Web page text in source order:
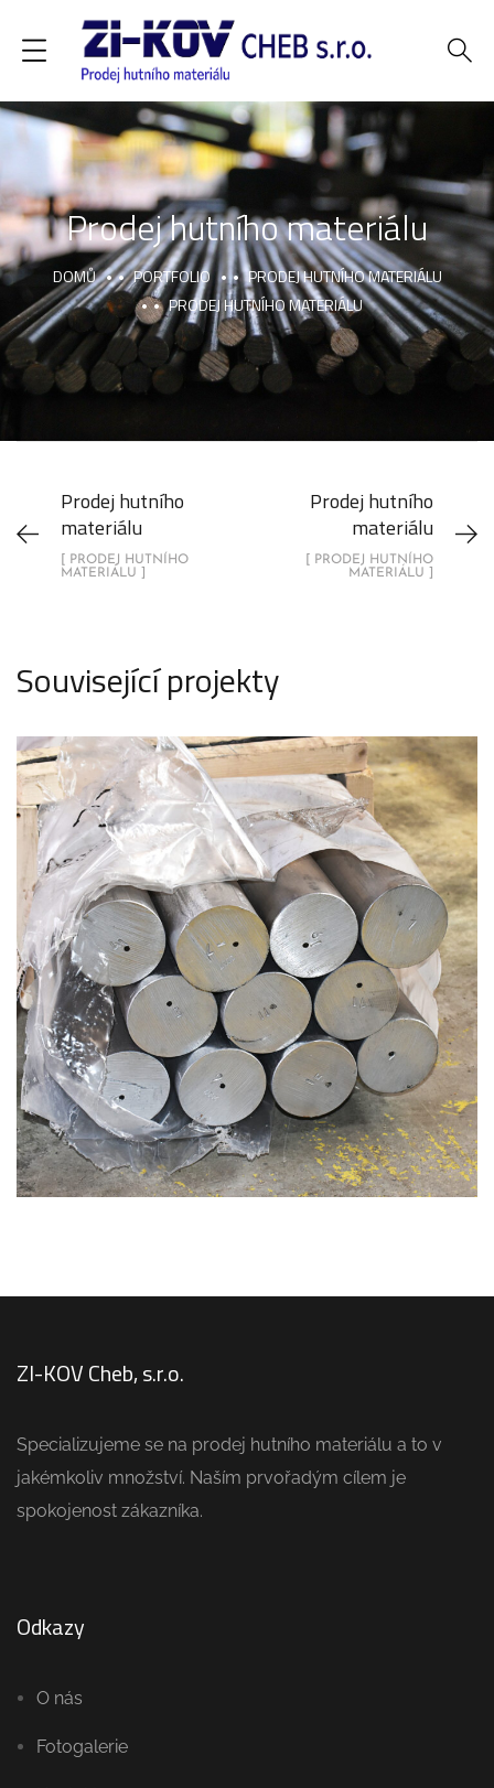
Prodej hutního materiálu
DOMŮ PORTFOLIO
PRODEJ HUTNÍHO MATERIÁLU
PRODEJ HUTNÍHO MATERIÁLU
Prodej hutního
materiálu
[ PRODEJ HUTNÍHO
MATERIÁLU ]
Prodej hutního
materiálu
[ PRODEJ HUTNÍHO
MATERIÁLU ]
Související projekty
Prodej hutního materiálu
PRODEJ HUTNÍHO MATERIÁLU
ZI-KOV Cheb, s.r.o.
Specializujeme se na prodej hutního materiálu a to v
jakémkoliv množství. Naším prvořadým cílem je
spokojenost zákazníka.
Odkazy
O nás
Fotogalerie